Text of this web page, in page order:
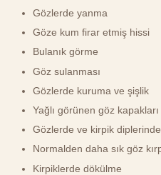
Gözlerde yanma
Göze kum firar etmiş hissi
Bulanık görme
Göz sulanması
Gözlerde kuruma ve şişlik
Yağlı görünen göz
Gözlerde ve kirpik diplerinde
Normalden daha sık göz
Kirpiklerde dökülme